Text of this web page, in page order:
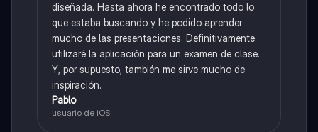
diseñada. Hasta ahora he encontrado todo lo
que estaba buscando y he podido aprender
mucho de las presentaciones. Definitivamente
utilizaré la aplicación para un examen de clase.
Y, por supuesto, también me sirve mucho de
inspiración.
Pablo
usuario de iOS